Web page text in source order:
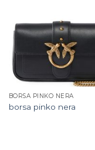
BORSA PINKO NERA
borsa pinko nera